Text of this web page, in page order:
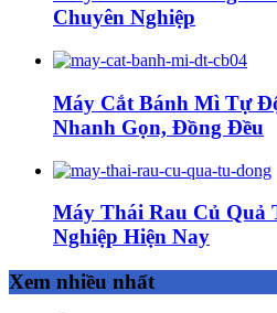
Chuyên Nghiệp
Máy Cắt Bánh Mì Tự
Nhanh Gọn, Đồng Đều
Máy Thái Rau Củ Quả
Nghiệp Hiện Nay
Xem nhiều nhất